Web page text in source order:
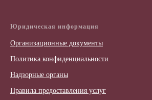
Юридическая информация
Организационные документы
Политика конфиденциальности
Надзорные органы
Правила предоставления услуг